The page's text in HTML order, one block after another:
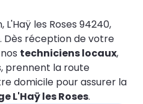
L'Haÿ les Roses 94240,
. Dès réception de votre
techniciens locaux,
prennent la route
domicile pour assurer la
L'Haÿ les Roses.